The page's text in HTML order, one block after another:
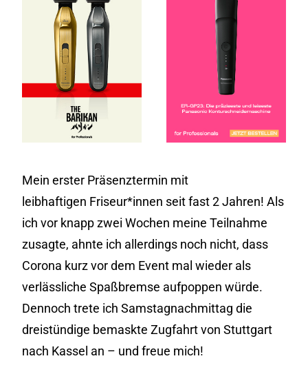
Mein erster Präsenztermin mit
leibhaftigen Friseur*innen seit fast 2 Jahren! Als
ich vor knapp zwei Wochen meine Teilnahme
zusagte, ahnte ich allerdings noch nicht, dass
Corona kurz vor dem Event mal wieder als
verlässliche Spaßbremse aufpoppen würde.
Dennoch trete ich Samstagnachmittag die
dreistündige bemaskte Zugfahrt von Stuttgart
nach Kassel an – und freue mich!